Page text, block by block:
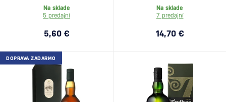
Na sklade
5 predajní
5,60 €
Na sklade
7 predajní
14,70 €
DOPRAVA ZADARMO